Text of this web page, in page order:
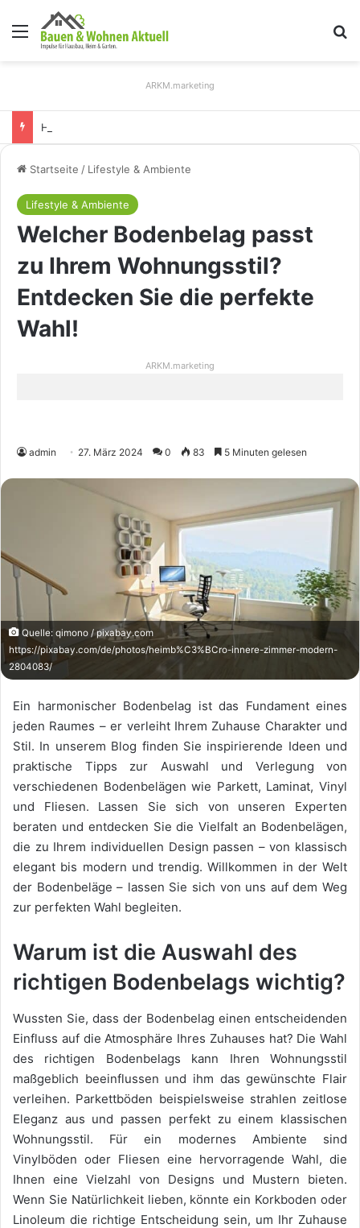
Menü
ARKM.marketing
Startseite / Lifestyle & Ambiente
Lifestyle & Ambiente
Welcher Bodenbelag passt
zu Ihrem Wohnungsstil?
Entdecken Sie die perfekte
Wahl!
ARKM.marketing
admin 27. März 2024 0 83 5 Minuten gelesen
Quelle: qimono / pixabay.com
https://pixabay.com/de/photos/heimb%C3%BCro-innere-zimmer-modern-
2804083/
Ein harmonischer Bodenbelag ist das Fundament eines
jeden Raumes – er verleiht Ihrem Zuhause Charakter und
Stil. In unserem Blog finden Sie inspirierende Ideen und
praktische Tipps zur Auswahl und Verlegung von
verschiedenen Bodenbelägen wie Parkett, Laminat, Vinyl
und Fliesen. Lassen Sie sich von unseren Experten
beraten und entdecken Sie die Vielfalt an Bodenbelägen,
die zu Ihrem individuellen Design passen – von klassisch
elegant bis modern und trendig. Willkommen in der Welt
der Bodenbeläge – lassen Sie sich von uns auf dem Weg
zur perfekten Wahl begleiten.
Warum ist die Auswahl des
richtigen Bodenbelags wichtig?
Wussten Sie, dass der Bodenbelag einen entscheidenden
Einfluss auf die Atmosphäre Ihres Zuhauses hat? Die Wahl
des richtigen Bodenbelags kann Ihren Wohnungsstil
maßgeblich beeinflussen und ihm das gewünschte Flair
verleihen. Parkettböden beispielsweise strahlen zeitlose
Eleganz aus und passen perfekt zu einem klassischen
Wohnungsstil. Für ein modernes Ambiente sind
Vinylböden oder Fliesen eine hervorragende Wahl, die
Ihnen eine Vielzahl von Designs und Mustern bieten.
Wenn Sie Natürlichkeit lieben, könnte ein Korkboden oder
Linoleum die richtige Entscheidung sein, um Ihr Zuhause